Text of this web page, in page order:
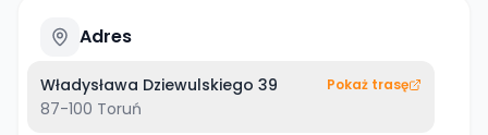
Adres
Władysława Dziewulskiego 39
87-100 Toruń
Pokaż trasę